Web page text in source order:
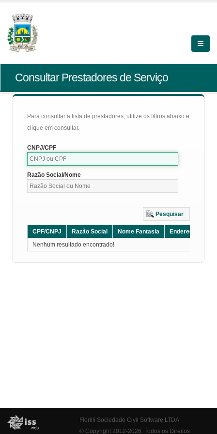
Consultar Prestadores de Serviço
Para consultar a lista de prestadores, utilize os filtros abaixo e
clique em consultar.
CNPJ/CPF
Razão Social/Nome
Pesquisar
CPF/CNPJ Razão Social Nome Fantasia Endereço
Nenhum resultado encontrado!
Fiorilli Sociedade Civil Software LTDA
© Copyright 2012-2026. Todos os Direitos